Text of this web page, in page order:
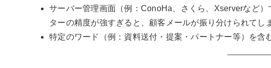
サーバー管理画面（例：ConoHa、さくら、Xserverなど
ターの精度が強すぎると、顧客メールが振り分けられてし
特定のワード（例：資料送付・提案・パートナー等）を含